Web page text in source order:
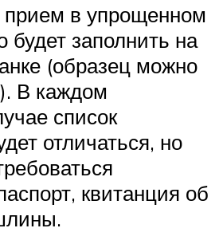
прием в упрощенном
будет заполнить на
(образец можно
В каждом
список
отличаться, но
квитанция об